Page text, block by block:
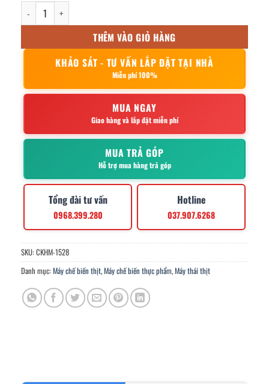
Máy Thái Thịt Tươi Sống XH-70B số lượng
THÊM VÀO GIỎ HÀNG
KHẢO SÁT - TƯ VẤN LẮP ĐẶT TẠI NHÀ
Miễn phí 100%
MUA NGAY
Giao hàng và lắp đặt miễn phí
MUA TRẢ GÓP
Hỗ trợ mua hàng trả góp
Tổng đài tư vấn
0968.399.280
Hotline
037.907.6268
SKU: CKHM-1528
Danh mục: Máy chế biến thịt,Máy chế biến thực phẩm,Máy thái thịt